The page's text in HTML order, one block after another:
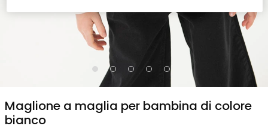
1 2 3 4 5
Maglione a maglia per bambina di colore
bianco